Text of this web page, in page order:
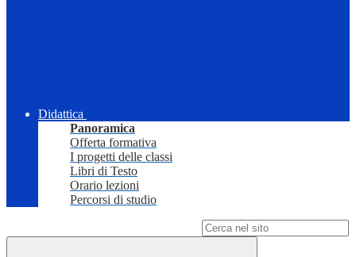
Didattica
Panoramica
Offerta formativa
I progetti delle classi
Libri di Testo
Orario lezioni
Percorsi di studio